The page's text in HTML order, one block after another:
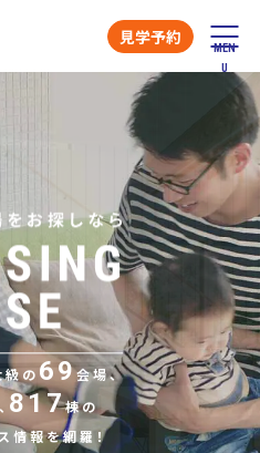
見学予約
の 69会場、
817棟の
情報を網羅！